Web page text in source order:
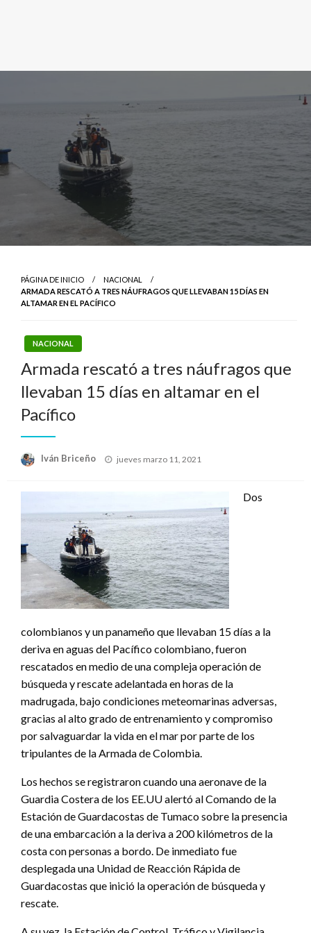
PÁGINA DE INICIO
NACIONAL
ARMADA RESCATÓ A TRES NÁUFRAGOS QUE LLEVABAN 15 DÍAS EN
ALTAMAR EN EL PACÍFICO
NACIONAL
Armada rescató a tres náufragos que
llevaban 15 días en altamar en el
Pacífico
Iván Briceño
Publicado
jueves marzo 11, 2021
Dos
colombianos y un panameño que llevaban 15 días a la
deriva en aguas del Pacífico colombiano, fueron
rescatados en medio de una compleja operación de
búsqueda y rescate adelantada en horas de la
madrugada, bajo condiciones meteomarinas adversas,
gracias al alto grado de entrenamiento y compromiso
por salvaguardar la vida en el mar por parte de los
tripulantes de la Armada de Colombia.
Los hechos se registraron cuando una aeronave de la
Guardia Costera de los EE.UU alertó al Comando de la
Estación de Guardacostas de Tumaco sobre la presencia
de una embarcación a la deriva a 200 kilómetros de la
costa con personas a bordo. De inmediato fue
desplegada una Unidad de Reacción Rápida de
Guardacostas que inició la operación de búsqueda y
rescate.